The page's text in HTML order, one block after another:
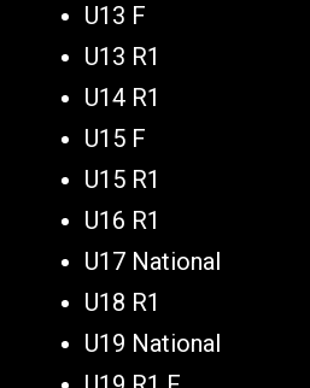
U13 F
U13 R1
U14 R1
U15 F
U15 R1
U16 R1
U17 National
U18 R1
U19 National